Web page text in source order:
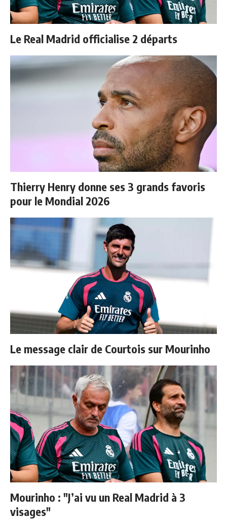
Le Real Madrid officialise 2 départs
Thierry Henry donne ses 3 grands favoris
pour le Mondial 2026
Le message clair de Courtois sur Mourinho
Mourinho : "J’ai vu un Real Madrid à 3
visages"